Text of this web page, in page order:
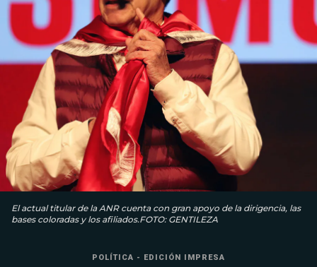
El actual titular de la ANR cuenta con gran apoyo de la dirigencia, las
bases coloradas y los afiliados.FOTO: GENTILEZA
POLÍTICA - EDICIÓN IMPRESA